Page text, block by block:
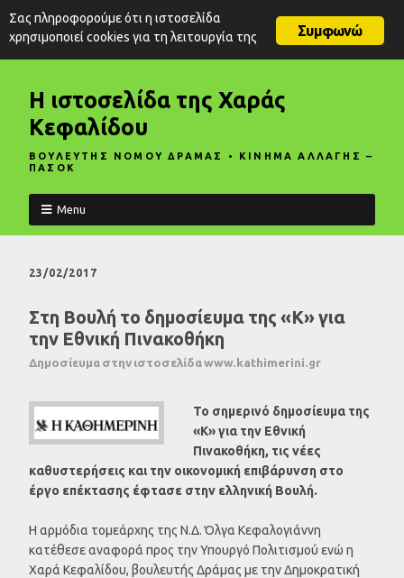
Η ιστοσελίδα της Χαράς
Κεφαλίδου
ΒΟΥΛΕΥΤΗΣ ΝΟΜΟΥ ΔΡΑΜΑΣ • ΚΙΝΗΜΑ ΑΛΛΑΓΗΣ –
ΠΑΣΟΚ
Menu
23/02/2017
Στη Βουλή το δημοσίευμα της «Κ» για
την Εθνική Πινακοθήκη
Δημοσίευμα στην ιστοσελίδα www.kathimerini.gr
Το σημερινό δημοσίευμα της
«Κ» για την Εθνική
Πινακοθήκη, τις νέες
καθυστερήσεις και την οικονομική επιβάρυνση στο
έργο επέκτασης έφτασε στην ελληνική Βουλή.
Η αρμόδια τομεάρχης της Ν.Δ. Όλγα Κεφαλογιάννη
κατέθεσε αναφορά προς την Υπουργό Πολιτισμού ενώ η
Χαρά Κεφαλίδου, βουλευτής Δράμας με την Δημοκρατική
Συμφωνώ
Σας πληροφορούμε ότι η ιστοσελίδα
χρησιμοποιεί cookies για τη λειτουργία της